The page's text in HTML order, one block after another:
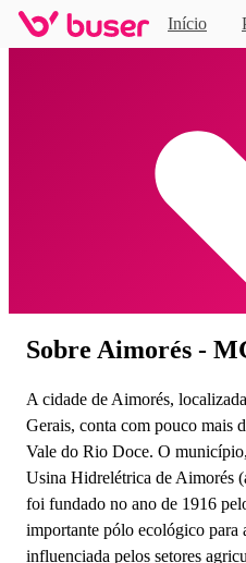
Início
Home
Sobre Aimorés -
A cidade de Aimorés,
Gerais, conta com pouco mais
Vale do Rio Doce. O
Usina Hidrelétrica de Aimorés
foi fundado no ano de 1916
importante pólo ecológico para
influenciada pelos setores